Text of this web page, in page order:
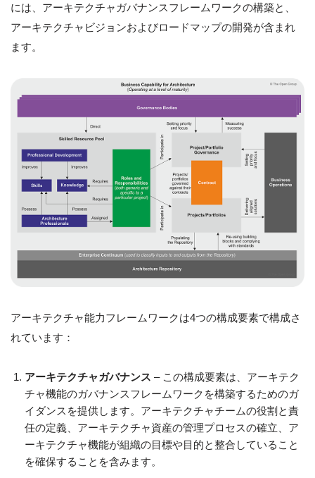
には、アーキテクチャガバナンスフレームワークの構築と、
アーキテクチャビジョンおよびロードマップの開発が含まれ
ます。
アーキテクチャ能力フレームワークは4つの構成要素で構成さ
れています：
アーキテクチャガバナンス – この構成要素は、アーキテク
チャ機能のガバナンスフレームワークを構築するためのガ
イダンスを提供します。アーキテクチャチームの役割と責
任の定義、アーキテクチャ資産の管理プロセスの確立、ア
ーキテクチャ機能が組織の目標や目的と整合していること
を確保することを含みます。